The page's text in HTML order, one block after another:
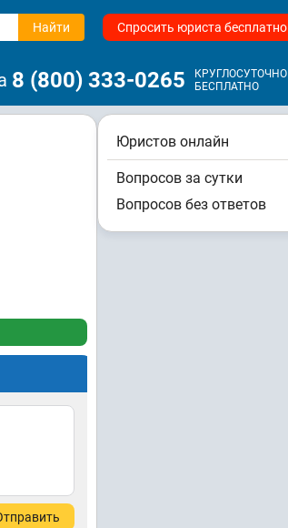
Найти Спросить юриста бесплатно
8 (800) 333-0265
КРУГЛОСУТОЧНО
БЕСПЛАТНО
Юристов онлайн
Вопросов за сутки
Вопросов без ответов